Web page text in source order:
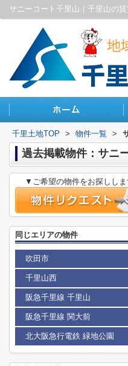
サニーコート千里山｜千里山の
千里土地TOP > 物件一覧 >
過去掲載物件：サニ
▼ご希望の物件をお探ししま
同じエリアの物件
吹田市
千里山西
阪急千里線 千里山
阪急千里線 関大前
北大阪急行電鉄 緑地公園